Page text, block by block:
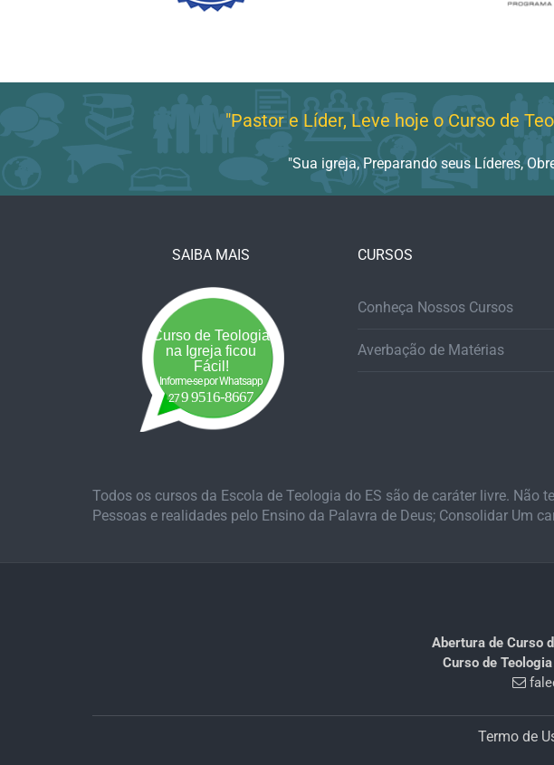
"Pastor e Líder, Leve hoje o Curso de
"Sua igreja, Preparando seus Líderes,
SAIBA MAIS
Curso de Teologia
na Igreja ficou
Fácil!
Informe-se por Whatsapp
279 9516-8667
CURSOS
Conheça Nossos Cursos
Averbação de Matérias
Todos os cursos da Escola de Teologia do ES são de caráter livre.
Pessoas e realidades pelo Ensino da Palavra de Deus; Consolidar Um
Abertura de Curso
Curso de
Termo de